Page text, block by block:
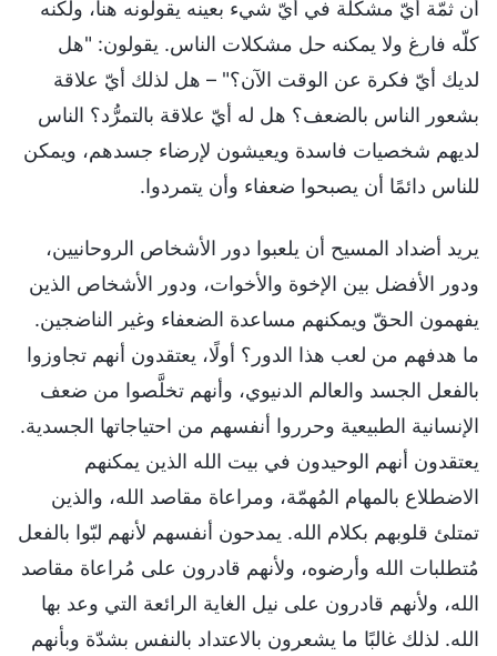
أن ثمّة أيّ مشكلة في أيّ شيء بعينه يقولونه هنا، ولكنه
كلّه فارغ ولا يمكنه حل مشكلات الناس. يقولون: "هل
لديك أيّ فكرة عن الوقت الآن؟" – هل لذلك أيّ علاقة
بشعور الناس بالضعف؟ هل له أيّ علاقة بالتمرُّد؟ الناس
لديهم شخصيات فاسدة ويعيشون لإرضاء جسدهم، ويمكن
للناس دائمًا أن يصبحوا ضعفاء وأن يتمردوا.
يريد أضداد المسيح أن يلعبوا دور الأشخاص الروحانيين،
ودور الأفضل بين الإخوة والأخوات، ودور الأشخاص الذين
يفهمون الحقّ ويمكنهم مساعدة الضعفاء وغير الناضجين.
ما هدفهم من لعب هذا الدور؟ أولًا، يعتقدون أنهم تجاوزوا
بالفعل الجسد والعالم الدنيوي، وأنهم تخلَّصوا من ضعف
الإنسانية الطبيعية وحرروا أنفسهم من احتياجاتها الجسدية.
يعتقدون أنهم الوحيدون في بيت الله الذين يمكنهم
الاضطلاع بالمهام المُهمّة، ومراعاة مقاصد الله، والذين
تمتلئ قلوبهم بكلام الله. يمدحون أنفسهم لأنهم لبّوا بالفعل
مُتطلبات الله وأرضوه، ولأنهم قادرون على مُراعاة مقاصد
الله، ولأنهم قادرون على نيل الغاية الرائعة التي وعد بها
الله. لذلك غالبًا ما يشعرون بالاعتداد بالنفس بشدّة وبأنهم